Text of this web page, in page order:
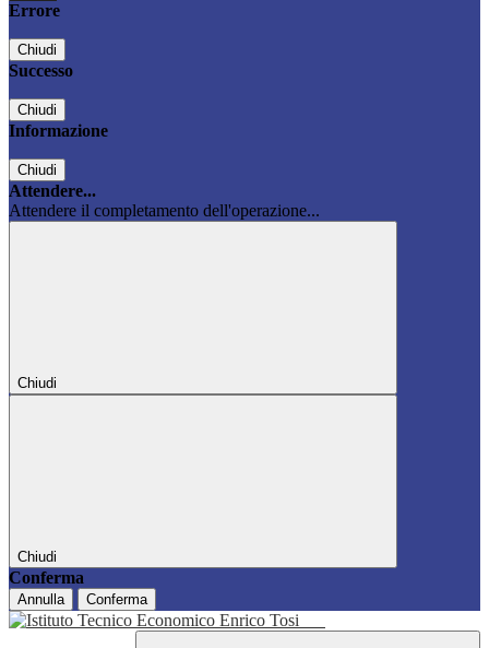
Errore
Chiudi
Successo
Chiudi
Informazione
Chiudi
Attendere...
Attendere il completamento dell'operazione...
Chiudi
Chiudi
Conferma
Annulla Conferma